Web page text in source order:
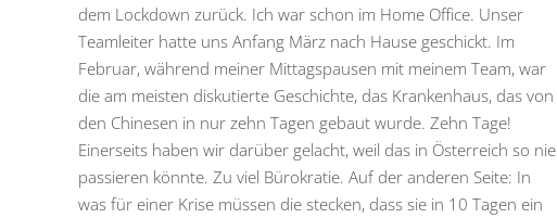
dem Lockdown zurück. Ich war schon im Home Office. Unser
Teamleiter hatte uns Anfang März nach Hause geschickt. Im
Februar, während meiner Mittagspausen mit meinem Team, war
die am meisten diskutierte Geschichte, das Krankenhaus, das von
den Chinesen in nur zehn Tagen gebaut wurde. Zehn Tage!
Einerseits haben wir darüber gelacht, weil das in Österreich so nie
passieren könnte. Zu viel Bürokratie. Auf der anderen Seite: In
was für einer Krise müssen die stecken, dass sie in 10 Tagen ein